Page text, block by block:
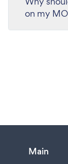
on my
Main